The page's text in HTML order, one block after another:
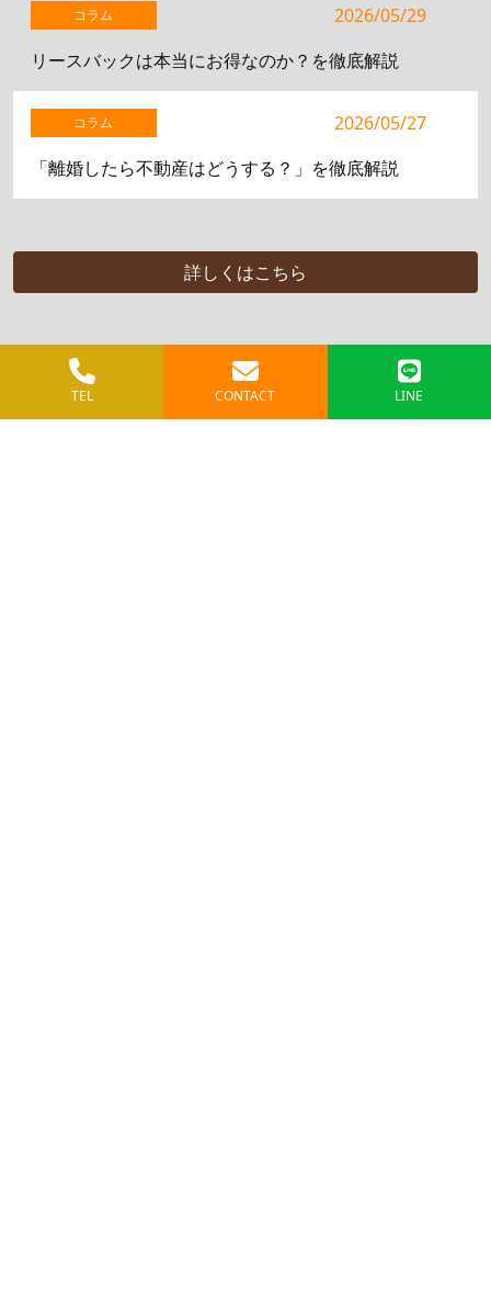
コラム
2026/05/29
リースバックは本当にお得なのか？を徹底解説
コラム
2026/05/27
「離婚したら不動産はどうする？」を徹底解説
詳しくはこちら
TEL CONTACT LINE